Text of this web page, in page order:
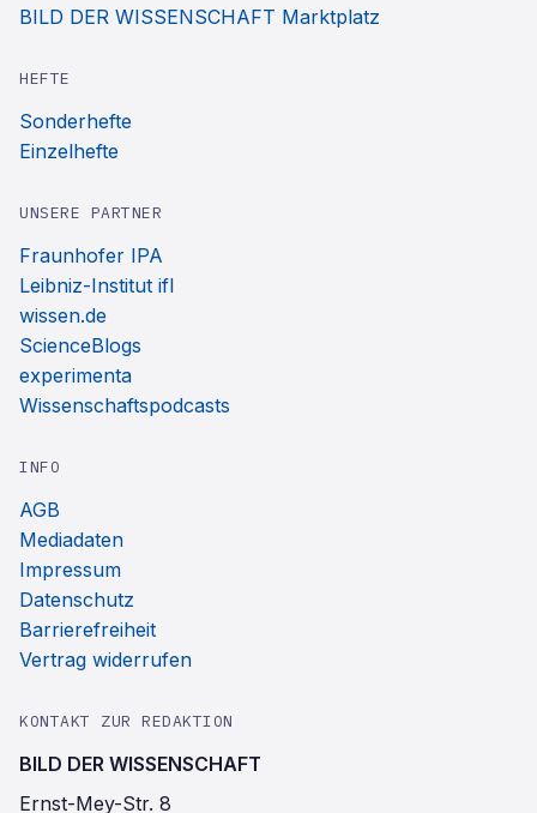
BILD DER WISSENSCHAFT Marktplatz
HEFTE
Sonderhefte
Einzelhefte
UNSERE PARTNER
Fraunhofer IPA
Leibniz-Institut ifl
wissen.de
ScienceBlogs
experimenta
Wissenschaftspodcasts
INFO
AGB
Mediadaten
Impressum
Datenschutz
Barrierefreiheit
Vertrag widerrufen
KONTAKT ZUR REDAKTION
BILD DER WISSENSCHAFT
Ernst-Mey-Str. 8